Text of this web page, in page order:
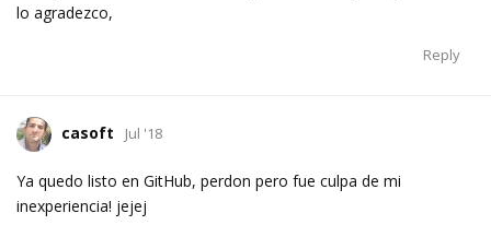
lo agradezco,
Reply
casoft Jul '18
Ya quedo listo en GitHub, perdon pero fue culpa de mi
inexperiencia! jejej